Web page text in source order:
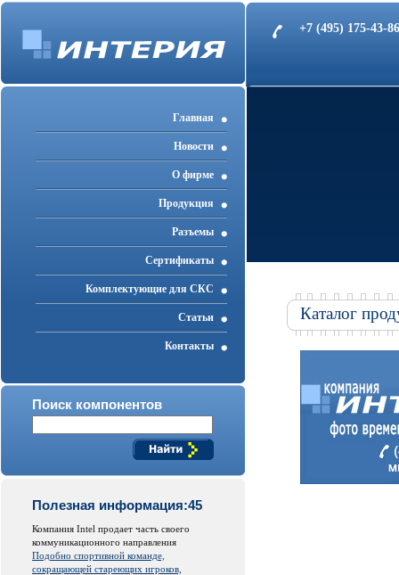
+7 (495) 175-43-
Главная
Новости
О фирме
Продукция
Разъемы
Cертификаты
Комплектующие для СКС
Статьи
Контакты
Поиск компонентов
Полезная информация:45
Компания Intel продает часть своего
коммуникационного направления
Подобно спортивной команде,
сокращающей стареющих игроков,
Каталог